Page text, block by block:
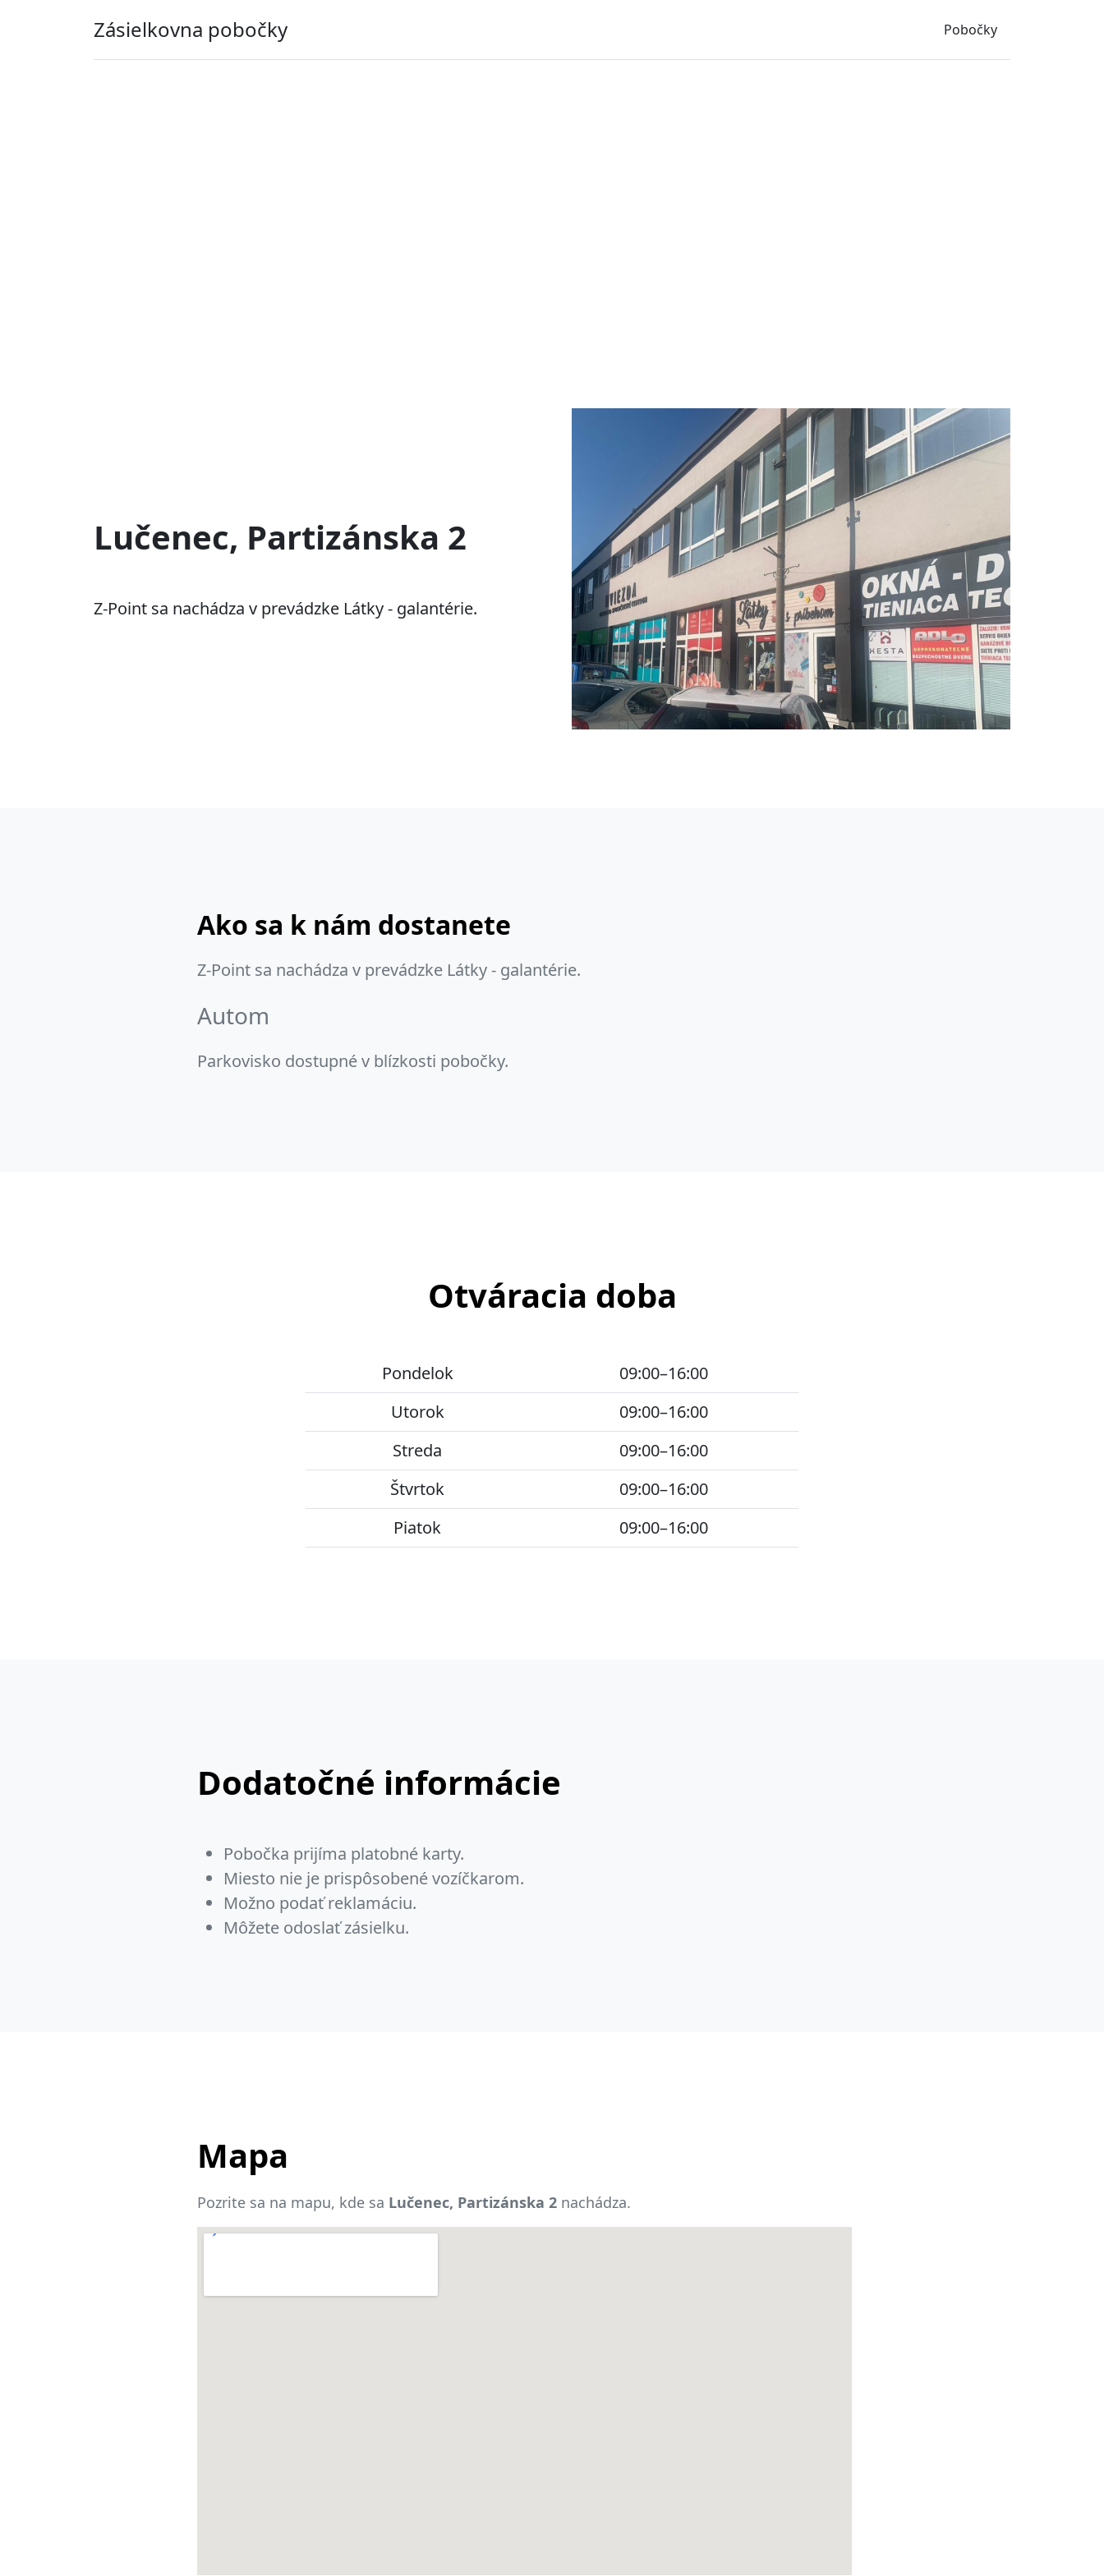
Zásielkovna pobočky Pobočky
Lučenec, Partizánska 2
Z-Point sa nachádza v prevádzke Látky - galantérie.
Ako sa k nám dostanete
Z-Point sa nachádza v prevádzke Látky - galantérie.
Autom
Parkovisko dostupné v blízkosti pobočky.
Otváracia doba
Pondelok
09:00–16:00
Utorok
09:00–16:00
Streda
09:00–16:00
Štvrtok
09:00–16:00
Piatok
09:00–16:00
Dodatočné informácie
Pobočka prijíma platobné karty.
Miesto nie je prispôsobené vozíčkarom.
Možno podať reklamáciu.
Môžete odoslať zásielku.
Mapa
Pozrite sa na mapu, kde sa Lučenec, Partizánska 2 nachádza.